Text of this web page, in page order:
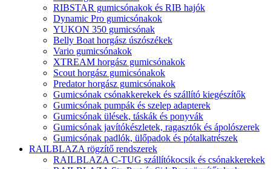
RIBSTAR gumicsónakok és RIB hajók
Dynamic Pro gumicsónakok
YUKON 350 gumicsónak
Belly Boat horgász úszószékek
Vario gumicsónakok
XTREAM horgász gumicsónakok
Scout horgász gumicsónakok
Predator horgász gumicsónakok
Gumicsónak csónakkerekek és szállító kiegészítők
Gumicsónak pumpák és szelep adapterek
Gumicsónak ülések, táskák és ponyvák
Gumicsónak javítókészletek, ragasztók és ápolószerek
Gumicsónak padlók, ülőpadok és pótalkatrészek
RAILBLAZA rögzítő rendszerek
RAILBLAZA C-TUG szállítókocsik és csónakkerekek